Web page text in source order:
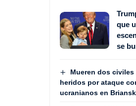
que
se
Mueren dos
heridos por ataque
ucranianos en Briansk